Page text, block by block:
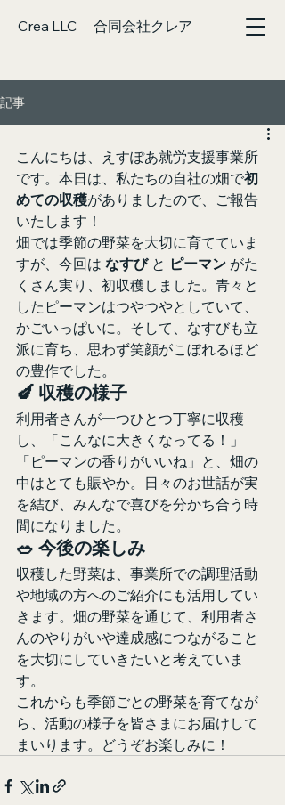
Crea LLC 合同会社クレア
記事
こんにちは、えすぽあ就労支援事業所
です。本日は、私たちの自社の畑で初
めての収穫がありましたので、ご報告
いたします！
畑では季節の野菜を大切に育てていま
すが、今回は なすび と ピーマン がた
くさん実り、初収穫しました。青々と
したピーマンはつやつやとしていて、
かごいっぱいに。そして、なすびも立
派に育ち、思わず笑顔がこぼれるほど
の豊作でした。
🍆 収穫の様子
利用者さんが一つひとつ丁寧に収穫
し、「こんなに大きくなってる！」
「ピーマンの香りがいいね」と、畑の
中はとても賑やか。日々のお世話が実
を結び、みんなで喜びを分かち合う時
間になりました。
🥗 今後の楽しみ
収穫した野菜は、事業所での調理活動
や地域の方へのご紹介にも活用してい
きます。畑の野菜を通じて、利用者さ
んのやりがいや達成感につながること
を大切にしていきたいと考えていま
す。
これからも季節ごとの野菜を育てなが
ら、活動の様子を皆さまにお届けして
まいります。どうぞお楽しみに！